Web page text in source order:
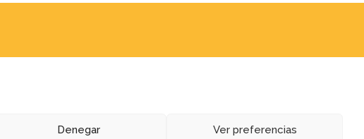
Denegar Ver preferencias